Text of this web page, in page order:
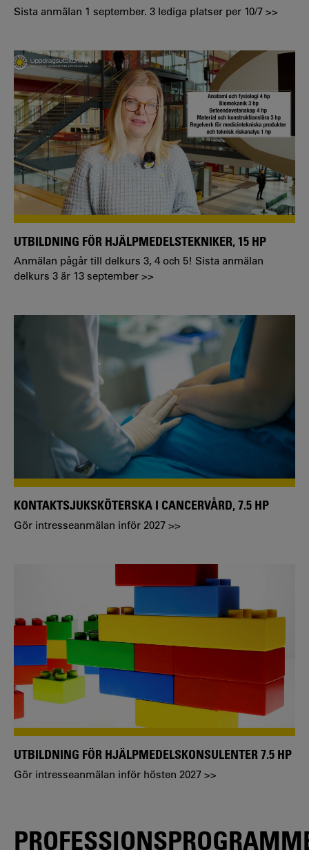
Sista anmälan 1 september. 3 lediga platser per 10/7 >>
UTBILDNING FÖR HJÄLPMEDELSTEKNIKER, 15 HP
Anmälan pågår till delkurs 3, 4 och 5! Sista anmälan
delkurs 3 är 13 september >>
KONTAKTSJUKSKÖTERSKA I CANCERVÅRD, 7.5 HP
Gör intresseanmälan inför 2027 >>
UTBILDNING FÖR HJÄLPMEDELSKONSULENTER 7.5 HP
Gör intresseanmälan inför hösten 2027 >>